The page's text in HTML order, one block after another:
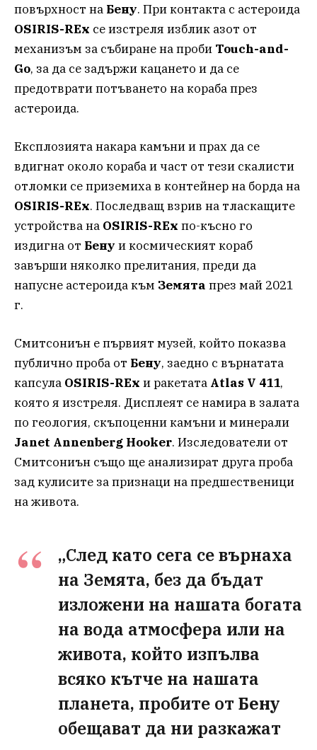
повърхност на Бену. При контакта с астероида
OSIRIS-REx се изстреля изблик азот от
механизъм за събиране на проби Touch-and-
Go, за да се задържи кацането и да се
предотврати потъването на кораба през
астероида.
Експлозията накара камъни и прах да се
вдигнат около кораба и част от тези скалисти
отломки се приземиха в контейнер на борда на
OSIRIS-REx. Последващ взрив на тласкащите
устройства на OSIRIS-REx по-късно го
издигна от Бену и космическият кораб
завърши няколко прелитания, преди да
напусне астероида към Земята през май 2021
г.
Смитсониън е първият музей, който показва
публично проба от Бену, заедно с върнатата
капсула OSIRIS-REx и ракетата Atlas V 411,
която я изстреля. Дисплеят се намира в залата
по геология, скъпоценни камъни и минерали
Janet Annenberg Hooker. Изследователи от
Смитсониън също ще анализират друга проба
зад кулисите за признаци на предшественици
на живота.
„След като сега се върнаха
на Земята, без да бъдат
изложени на нашата богата
на вода атмосфера или на
живота, който изпълва
всяко кътче на нашата
планета, пробите от Бену
обещават да ни разкажат